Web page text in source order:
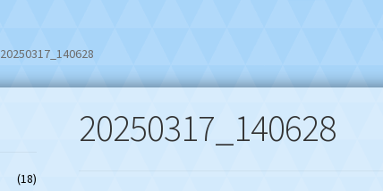
20250317_140628
20250317_140628
(18)